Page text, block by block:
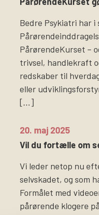
Bedre Psykiatri har
PårørendeKurset –
trivsel, handlekraft
redskaber til
eller
[…]
20. maj 2025
Vil du fortælle om
Vi leder netop nu
selvskadet, og som
Formålet med
pårørende klogere